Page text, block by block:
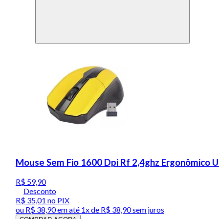
Mouse Sem Fio 1600 Dpi Rf 2,4ghz Ergonômico
R$ 59,90
Desconto
R$ 35,01 no PIX
ou R$ 38,90em até 1x de R$ 38,90sem juros